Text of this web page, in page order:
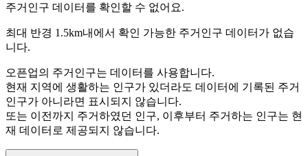
주거인구 데이터를 확인할 수 없어요.
최대 반경 1.5km내에서 확인 가능한 주거인구 데이터가 없습
니다.
오픈업의 주거인구는 데이터를 사용합니다.
현재 지역에 생활하는 인구가 있더라도 데이터에 기록된 주거
인구가 아니라면 표시되지 않습니다.
또는 이전까지 주거하였던 인구, 이후부터 주거하는 인구는 현
재 데이터로 제공되지 않습니다.